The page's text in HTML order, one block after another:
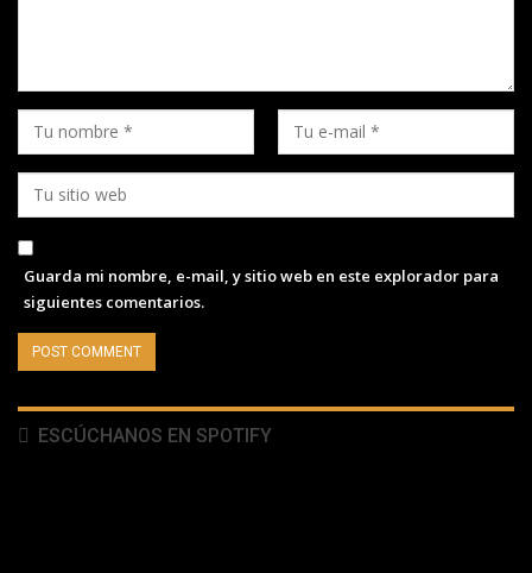
Guarda mi nombre, e-mail, y sitio web en este explorador para
siguientes comentarios.
ESCÚCHANOS EN SPOTIFY